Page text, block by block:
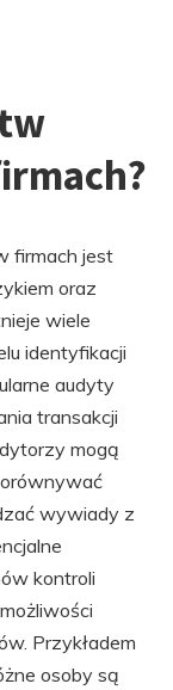
firmach jest
oraz
wiele
identyfikacji
audyty
transakcji
mogą
wywiady z
kontroli
Przykładem
osoby są